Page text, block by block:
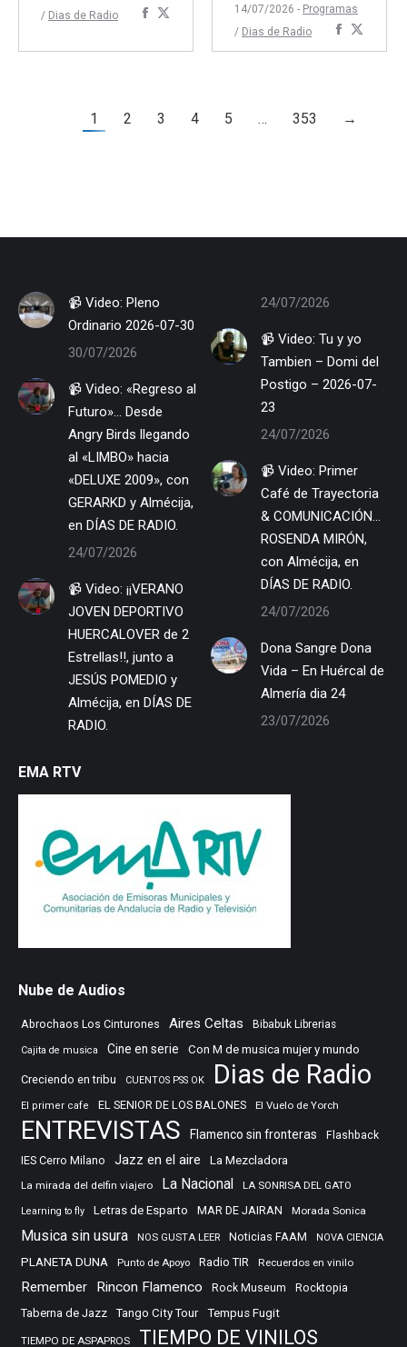
/ Dias de Radio
Compartir
Facebook
Twitter
14/07/2026 - Programas
/ Dias de Radio
Compartir
concon
1 2 3 4 5 … 353 →
📹 Video: Pleno
Ordinario 2026-07-30
30/07/2026
📹 Video: «Regreso al
Futuro»… Desde
Angry Birds llegando
al «LIMBO» hacia
«DELUXE 2009», con
GERARKD y Almécija,
en DÍAS DE RADIO.
24/07/2026
📹 Video: ¡¡VERANO
JOVEN DEPORTIVO
HUERCALOVER de 2
Estrellas!!, junto a
JESÚS POMEDIO y
Almécija, en DÍAS DE
RADIO.
24/07/2026
📹 Video: Tu y yo
Tambien – Domi del
Postigo – 2026-07-
23
24/07/2026
📹 Video: Primer
Café de Trayectoria
& COMUNICACIÓN…
ROSENDA MIRÓN,
con Almécija, en
DÍAS DE RADIO.
24/07/2026
Dona Sangre Dona
Vida – En Huércal de
Almería dia 24
23/07/2026
EMA RTV
Nube de Audios
Abrochaos Los Cinturones Aires Celtas Bibabuk Librerias
Cajita de musica Cine en serie Con M de musica mujer y mundo
Creciendo en tribu CUENTOS PSS OK Dias de Radio
El primer cafe EL SENIOR DE LOS BALONES El Vuelo de Yorch
ENTREVISTAS Flamenco sin fronteras Flashback
IES Cerro Milano Jazz en el aire La Mezcladora
La mirada del delfin viajero La Nacional LA SONRISA DEL GATO
Learning to fly Letras de Esparto MAR DE JAIRAN Morada Sonica
Musica sin usura NOS GUSTA LEER Noticias FAAM NOVA CIENCIA
PLANETA DUNA Punto de Apoyo Radio TIR Recuerdos en vinilo
Remember Rincon Flamenco Rock Museum
Rocktopia
Taberna de Jazz
Tango City Tour Tempus Fugit
TIEMPO DE ASPAPROS TIEMPO DE VINILOS